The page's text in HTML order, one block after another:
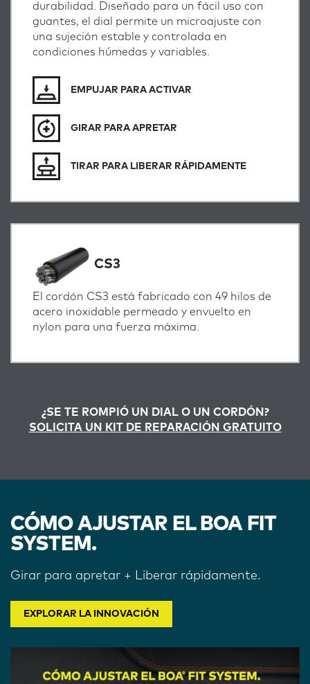
durabilidad. Diseñado para un fácil uso con
guantes, el dial permite un microajuste con
una sujeción estable y controlada en
condiciones húmedas y variables.
EMPUJAR PARA ACTIVAR
GIRAR PARA APRETAR
TIRAR PARA LIBERAR RÁPIDAMENTE
CS3
El cordón CS3 está fabricado con 49 hilos de
acero inoxidable permeado y envuelto en
nylon para una fuerza máxima.
¿SE TE ROMPIÓ UN DIAL O UN CORDÓN?
SOLICITA UN KIT DE REPARACIÓN GRATUITO
CÓMO AJUSTAR EL BOA FIT
SYSTEM.
Girar para apretar + Liberar rápidamente.
EXPLORAR LA INNOVACIÓN